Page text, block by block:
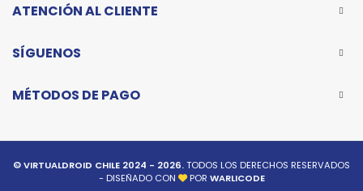
ATENCIÓN AL CLIENTE
SÍGUENOS
MÉTODOS DE PAGO
© VIRTUALDROID CHILE 2024 - 2026.TODOS LOS DERECHOS RESERVADOS
- DISEÑADO CON
POR WARLICODE